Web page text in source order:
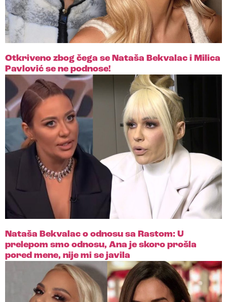
Otkriveno zbog čega se Nataša Bekvalac i Milica
Pavlović se ne podnose!
Nataša Bekvalac o odnosu sa Rastom: U
prelepom smo odnosu, Ana je skoro prošla
pored mene, nije mi se javila